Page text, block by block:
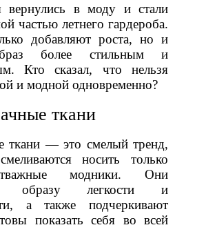
вернулись в моду и стали
частью летнего гардероба.
добавляют роста, но и
более стильным и
Кто сказал, что нельзя
и модной одновременно?
ткани
ткани — это смелый тренд,
носить только
модники. Они
образу легкости и
а также подчеркивают
показать себя во всей